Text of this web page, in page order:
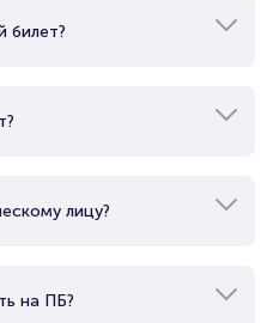
билет?
лицу?
на ПБ?